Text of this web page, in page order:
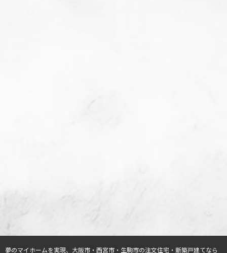
夢のマイホームを実現、 大阪市・西宮市・生駒市の注文住宅・新築戸建てなら